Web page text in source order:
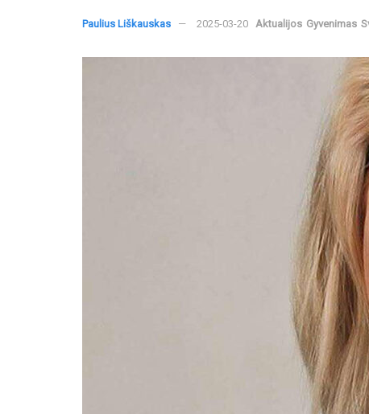
Paulius Liškauskas 2025-03-20 Aktualijos Gyvenimas